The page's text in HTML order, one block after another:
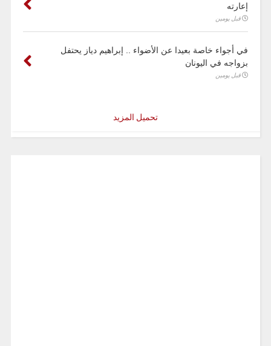
إعارته
قبل يومين
في أجواء خاصة بعيدا عن الأضواء .. إبراهيم دياز يحتفل
بزواجه في اليونان
قبل يومين
تحميل المزيد